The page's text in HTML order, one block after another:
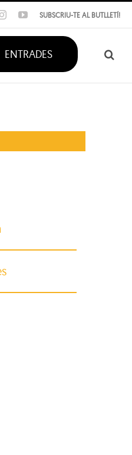
SUBSCRIU-TE AL BUTLLETÍ!
InstagramYouTube
ENTRADES